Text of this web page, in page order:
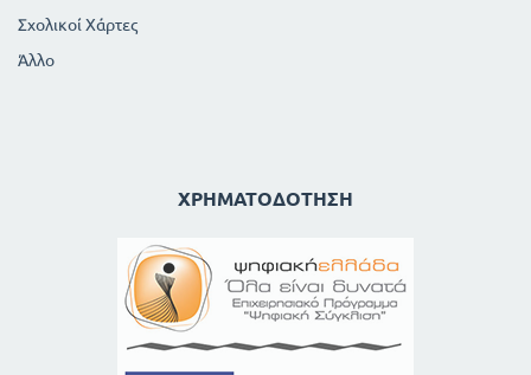
Σχολικοί Χάρτες
Άλλο
ΧΡΗΜΑΤΟΔΌΤΗΣΗ